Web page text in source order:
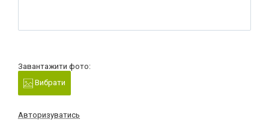
Завантажити фото:
Вибрати
Авторизуватись